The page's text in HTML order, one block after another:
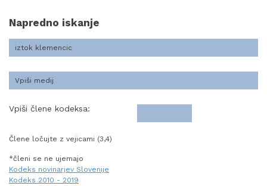
Napredno iskanje
Vpiši člene kodeksa:
Člene ločujte z vejicami (3,4)
*členi se ne ujemajo
Kodeks novinarjev Slovenije
Kodeks 2010 - 2019